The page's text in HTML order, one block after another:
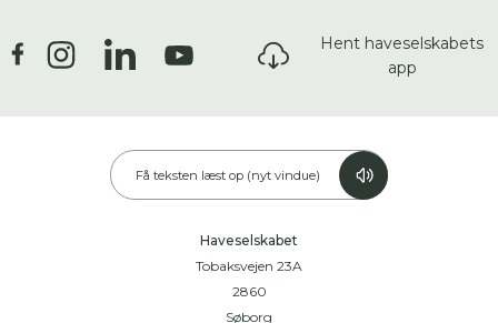
Hent haveselskabets
app
Få teksten læst op (nyt vindue)
Haveselskabet
Tobaksvejen 23A
2860
Søborg